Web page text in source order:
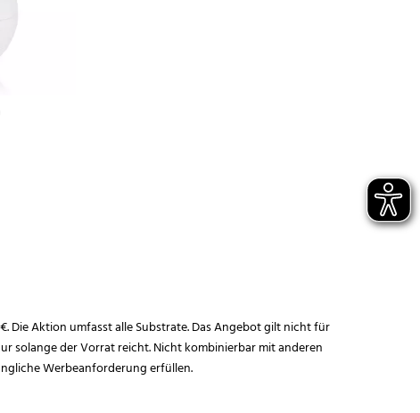
Die Aktion umfasst alle Substrate. Das Angebot gilt nicht für
solange der Vorrat reicht. Nicht kombinierbar mit anderen
Werbeanforderung erfüllen.